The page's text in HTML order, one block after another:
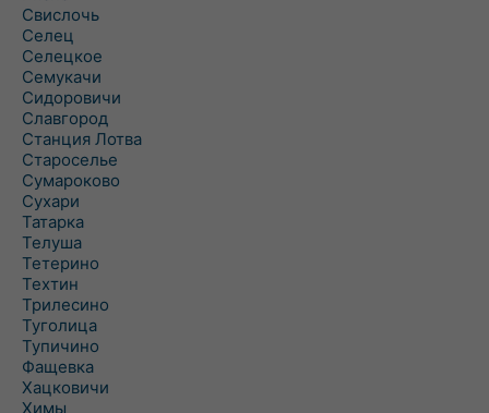
Свислочь
Селец
Селецкое
Семукачи
Сидоровичи
Славгород
Станция Лотва
Староселье
Сумароково
Сухари
Татарка
Телуша
Тетерино
Техтин
Трилесино
Туголица
Тупичино
Фащевка
Хацковичи
Химы